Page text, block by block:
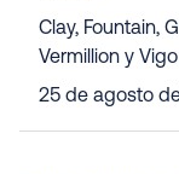
Clay, Fountain,
Vermillion y Vigo
25 de agosto